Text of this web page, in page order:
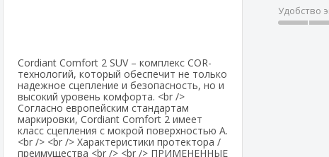
Cordiant Comfort 2 SUV – комплекс COR-
технологий, который обеспечит не только
надежное сцепление и безопасность, но и
высокий уровень комфорта. <br />
Согласно европейским стандартам
маркировки, Cordiant Comfort 2 имеет
класс сцепления с мокрой поверхностью А.
<br /> <br /> Характеристики протектора /
преимущества <br /> <br /> ПРИМЕНЕННЫЕ
Удобство